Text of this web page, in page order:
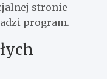
stronie
program.